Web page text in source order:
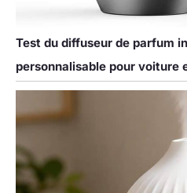
Test du diffuseur de parfum
personnalisable pour voiture